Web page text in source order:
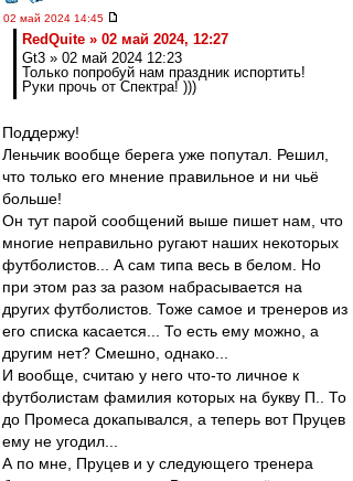
02 май 2024 14:45
RedQuite » 02 май 2024, 12:27
Gt3 » 02 май 2024 12:23
Только попробуй нам праздник испортить!
Руки прочь от Спектра! )))
Поддержу!
Леньчик вообще берега уже попутал. Решил,
что только его мнение правильное и ни чьё
больше!
Он тут парой сообщений выше пишет нам, что
многие неправильно ругают наших некоторых
футболистов... А сам типа весь в белом. Но
при этом раз за разом набрасывается на
других футболистов. Тоже самое и тренеров из
его списка касается... То есть ему можно, а
другим нет? Смешно, однако...
И вообще, считаю у него что-то личное к
футболистам фамилия которых на букву П.. То
до Промеса докапывался, а теперь вот Пруцев
ему не угодил...
А по мне, Пруцев и у следующего тренера